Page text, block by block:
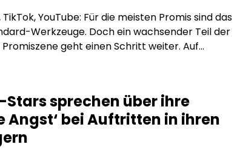
YouTube: Für die meisten Promis sind das
Werkzeuge. Doch ein wachsender Teil der
geht einen Schritt weiter. Auf
ohne Reichweitenbeschränkungen und ohne
die den Inhalt einschränken. Was steckt
und warum […]
Stars sprechen über ihre
Angst‘ bei Auftritten in ihren